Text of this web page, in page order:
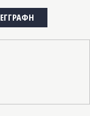
ΕΓΓΡΑΦΗ